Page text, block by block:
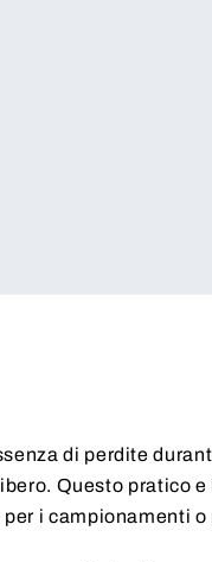
di perdite
Questo pratico
i campionamenti